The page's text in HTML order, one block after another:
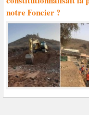
notre Foncier ?